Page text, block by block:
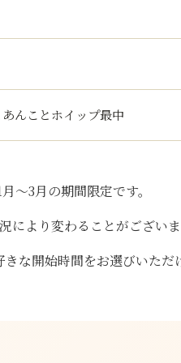
んことホイップ最中
～3月の期間限定です。
より変わることがございま
な開始時間をお選びいただ